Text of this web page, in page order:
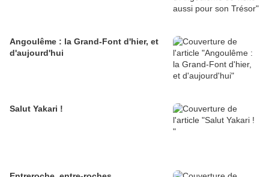
Angoulême : la Grand-Font d'hier, et
d'aujourd'hui
Salut Yakari !